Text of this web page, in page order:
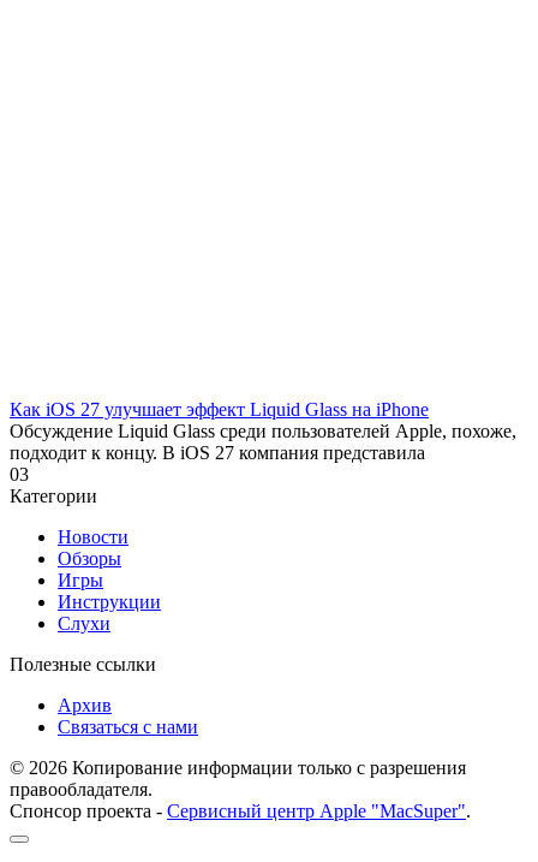
Как iOS 27 улучшает эффект Liquid Glass на iPhone
Обсуждение Liquid Glass среди пользователей Apple, похоже,
подходит к концу. В iOS 27 компания представила
03
Категории
Новости
Обзоры
Игры
Инструкции
Слухи
Полезные ссылки
Архив
Связаться с нами
© 2026 Копирование информации только с разрешения
правообладателя.
Спонсор проекта - Сервисный центр Apple "MacSuper".